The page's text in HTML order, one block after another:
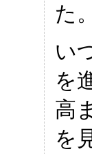
た。
い
を
高
を